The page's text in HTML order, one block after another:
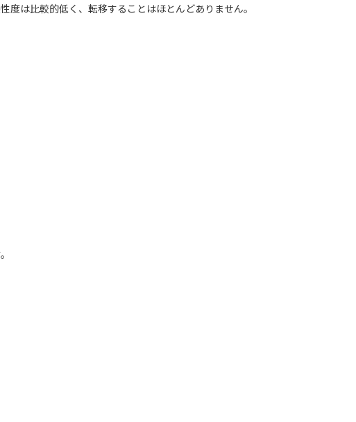
は比較的低く、転移することはほとんどありません。